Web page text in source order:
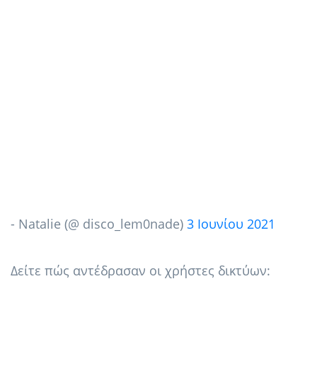
- Natalie (@ disco_lem0nade) 3 Ιουνίου 2021
Δείτε πώς αντέδρασαν οι χρήστες δικτύων: